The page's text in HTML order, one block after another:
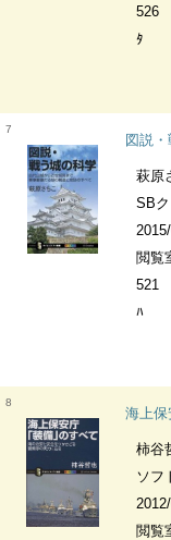
526
ﾀ
7
図説・戦う城
萩原
SB
閲覧
521
ﾊ
8
海上保安庁「
柿谷
ソフ
閲覧